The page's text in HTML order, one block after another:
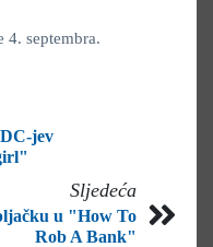
4. septembra.
jev
Sljedeća
u "How To
Rob A Bank"